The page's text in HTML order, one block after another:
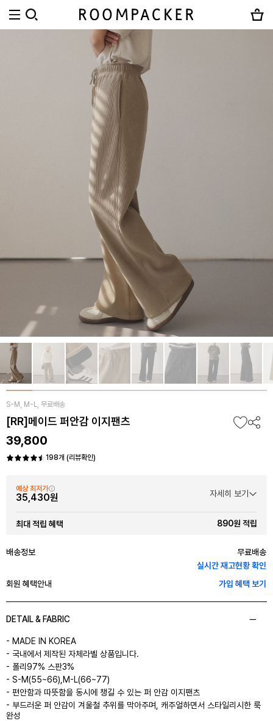
S-M, M-L, 무료배송
[RR]메이드 퍼안감 이지팬츠
39,800
198개 (리뷰확인)
예상 최저가
35,430원 자세히 보기
최대 적립 혜택 890원 적립
배송정보
무료배송
실시간 재고현황 확인
회원 혜택안내
가입 혜택 보기
DETAIL & FABRIC
- MADE IN KOREA
- 국내에서 제작된 자체라벨 상품입니다.
- 폴리97% 스판3%
- S-M(55~66),M-L(66~77)
- 편안함과 따뜻함을 동시에 챙길 수 있는 퍼 안감 이지팬츠
- 부드러운 퍼 안감이 겨울철 추위를 막아주며, 캐주얼하면서 스타일리시한 룩
완성